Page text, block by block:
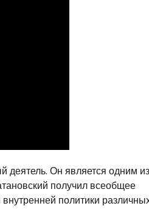
деятель. Он является одним
получил всеобщее
политики